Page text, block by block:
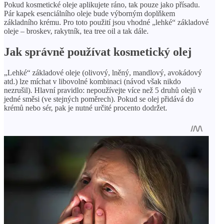
Pokud kosmetické oleje aplikujete ráno, tak pouze jako přísadu.
Pár kapek esenciálního oleje bude výborným doplňkem
základního krému. Pro toto použití jsou vhodné „lehké“ základové
oleje – broskev, rakytník, tea tree oil a tak dále.
Jak správně používat kosmetický olej
„Lehké“ základové oleje (olivový, lněný, mandlový, avokádový
atd.) lze míchat v libovolné kombinaci (návod však nikdo
nezrušil). Hlavní pravidlo: nepoužívejte více než 5 druhů olejů v
jedné směsi (ve stejných poměrech). Pokud se olej přidává do
krémů nebo sér, pak je nutné určité procento dodržet.